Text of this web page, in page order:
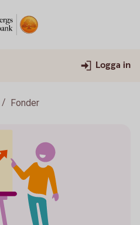
Logga in
Fonder